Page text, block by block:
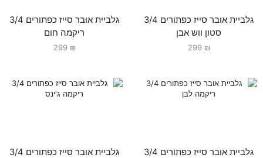
גלביית אובר סייז כפתורים 3/4
סטון ווש אבן
299 ₪
גלביית אובר סייז כפתורים 3/4
ריקמה חום
299 ₪
גלביית אובר סייז כפתורים 3/4
גלביית אובר סייז כפתורים 3/4